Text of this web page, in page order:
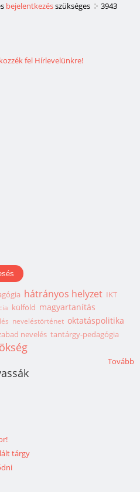
bejelentkezésszükséges
3943
fel Hírlevelünkre!
hátrányos helyzet IKT
külföld magyartanítás
neveléstörténet oktatáspolitika
nevelés tantárgy-pedagógia
Tovább
tárgy